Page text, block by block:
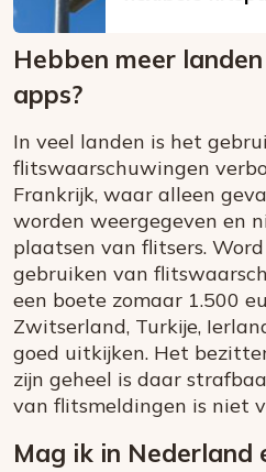
Hebben meer
apps?
In veel landen is het
flitswaarschuwingen
Frankrijk, waar alleen
worden weergegeven en
plaatsen van flitsers.
gebruiken van
een boete zomaar 1.500
Zwitserland, Turkije,
goed uitkijken. Het
zijn geheel is daar
van flitsmeldingen is niet
Mag ik in Nederland